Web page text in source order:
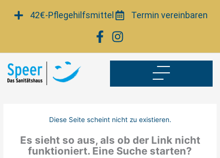
Inhalt
42€-Pflegehilfsmittel Termin vereinbaren
Diese Seite scheint nicht zu existieren.
Es sieht so aus, als ob der Link nicht
funktioniert. Eine Suche starten?